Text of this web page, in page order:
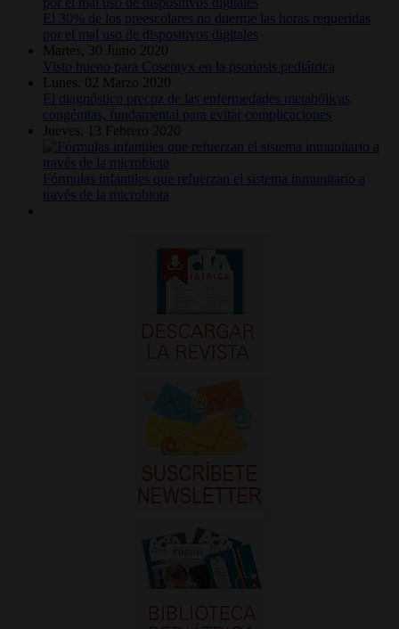
El 30% de los preescolares no duerme las horas requeridas
por el mal uso de dispositivos digitales
Martes, 30 Junio 2020
Visto bueno para Cosentyx en la psoriasis pediátrica
Lunes, 02 Marzo 2020
El diagnóstico precoz de las enfermedades metabólicas
congénitas, fundamental para evitar complicaciones
Jueves, 13 Febrero 2020
Fórmulas infantiles que refuerzan el sistema inmunitario a
través de la microbiota